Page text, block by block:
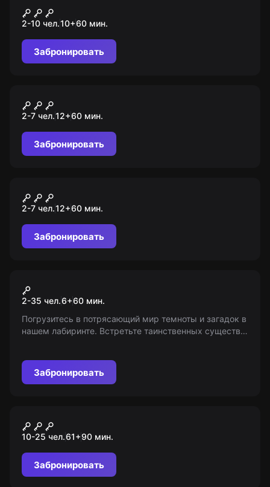
Портал в эпохи
2-10 чел.10+60 мин.
Забронировать
Теотиуакан: база
инопланетных кораблей
2-7 чел.12+60 мин.
Забронировать
Юкатан
2-7 чел.12+60 мин.
Забронировать
Прятки
2-35 чел.6+60 мин.
Погрузитесь в потрясающий мир темноты и загадок в
нашем лабиринте. Встретьте таинственных существ,
Возраст 6+.
Забронировать
По следам пещерного
человека
10-25 чел.61+90 мин.
Забронировать